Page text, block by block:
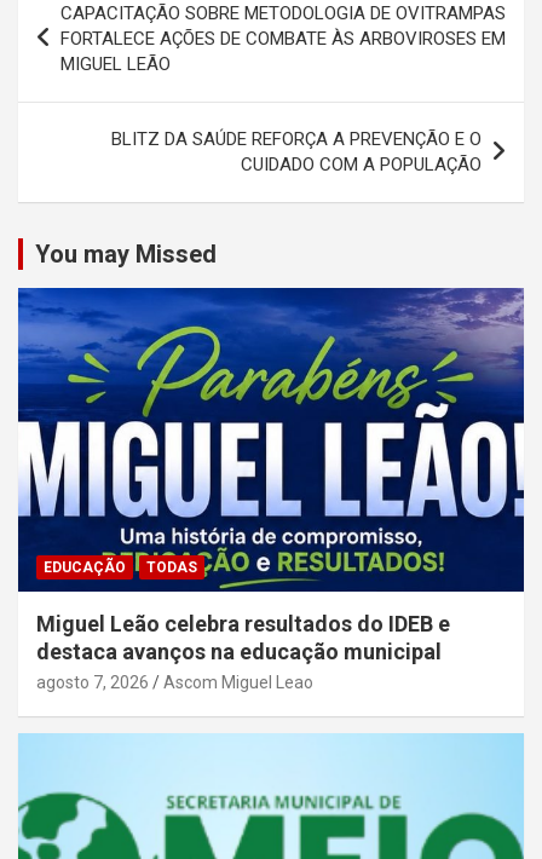
de
Post
CAPACITAÇÃO SOBRE METODOLOGIA DE OVITRAMPAS
FORTALECE AÇÕES DE COMBATE ÀS ARBOVIROSES EM
MIGUEL LEÃO
BLITZ DA SAÚDE REFORÇA A PREVENÇÃO E O
CUIDADO COM A POPULAÇÃO
You may Missed
EDUCAÇÃO TODAS
Miguel Leão celebra resultados do IDEB e
destaca avanços na educação municipal
agosto 7, 2026 Ascom Miguel Leao